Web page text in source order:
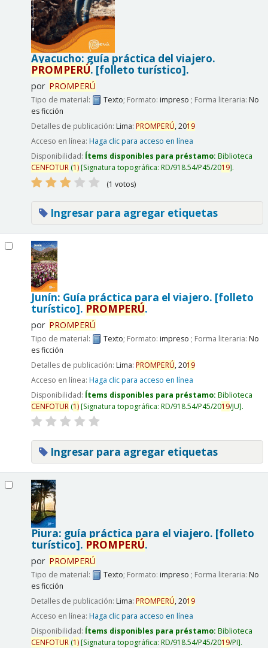
Ayacucho: guía práctica del viajero.
PROMPERÚ. [folleto turístico].
por PROMPERÚ
Tipo de material: Texto; Formato: impreso ; Forma literaria: No
es ficción
Detalles de publicación: Lima: PROMPERÚ,2019
Acceso en línea: Haga clic para acceso en línea
Disponibilidad: Ítems disponibles para préstamo: Biblioteca
CENFOTUR(1) Signatura topográfica: RD/918.54/P45/2019 .
(1 votos)
Ingresar para agregar etiquetas
Junín: Guía práctica para el viajero. [folleto
turístico]. PROMPERÚ.
por PROMPERÚ
Tipo de material: Texto; Formato: impreso ; Forma literaria: No
es ficción
Detalles de publicación: Lima: PROMPERÚ,2019
Acceso en línea: Haga clic para acceso en línea
Disponibilidad: Ítems disponibles para préstamo: Biblioteca
CENFOTUR(1) Signatura topográfica: RD/918.54/P45/2019/JU .
Ingresar para agregar etiquetas
Piura: guía práctica para el viajero. [folleto
turístico]. PROMPERÚ.
por PROMPERÚ
Tipo de material: Texto; Formato: impreso ; Forma literaria: No
es ficción
Detalles de publicación: Lima: PROMPERÚ,2019
Acceso en línea: Haga clic para acceso en línea
Disponibilidad: Ítems disponibles para préstamo: Biblioteca
CENFOTUR(1) Signatura topográfica: RD/918.54/P45/2019/PI .